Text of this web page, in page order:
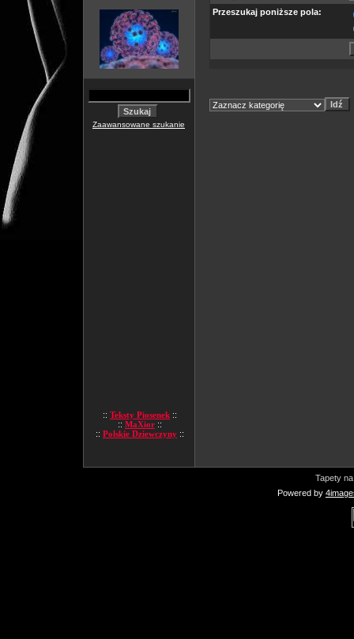
Zaawansowane szukanie
:: Teksty Piosenek ::
:: MaXior ::
:: Polskie Dziewczyny ::
Przeszukaj poniższe pola:
Tapety
Powered by